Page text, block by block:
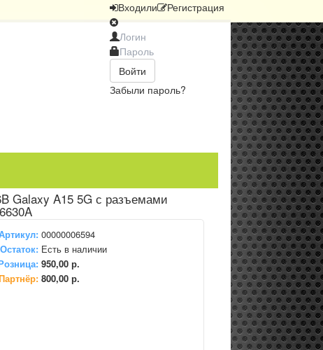
Входили Регистрация
Войти
Забыли пароль?
Galaxy A15 5G с разъемами
00000006594
Остаток: Есть в наличии
950,00 р.
800,00 р.